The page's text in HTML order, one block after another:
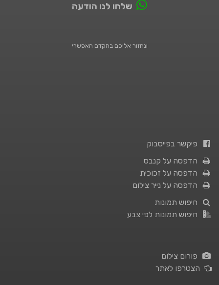
שלחו לנו הודעה
ונחזור אליכם בהקדם האפשרי
פיקשר בפייסבוק
הדפסה על קנבס
הדפסה על זכוכית
הדפסה על נייר צילום
חיפוש תמונות
חיפוש תמונות לפי צבע
פורום צילום
הצטרפו לאתר